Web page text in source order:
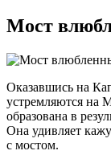
Мост
Оказавшись на
устремляются на
образована в
Она удивляет
с мостом.